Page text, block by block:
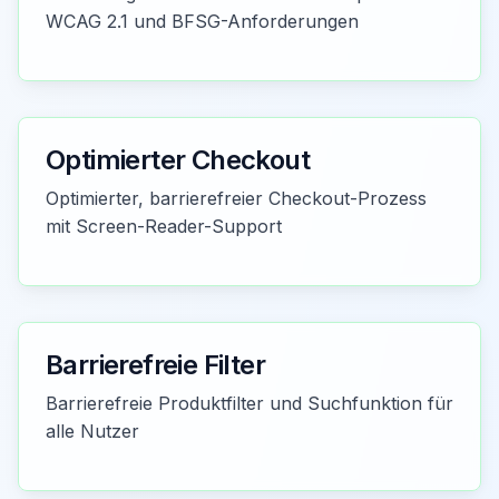
WCAG 2.1 und BFSG-Anforderungen
Optimierter Checkout
Optimierter, barrierefreier Checkout-Prozess
mit Screen-Reader-Support
Barrierefreie Filter
Barrierefreie Produktfilter und Suchfunktion für
alle Nutzer